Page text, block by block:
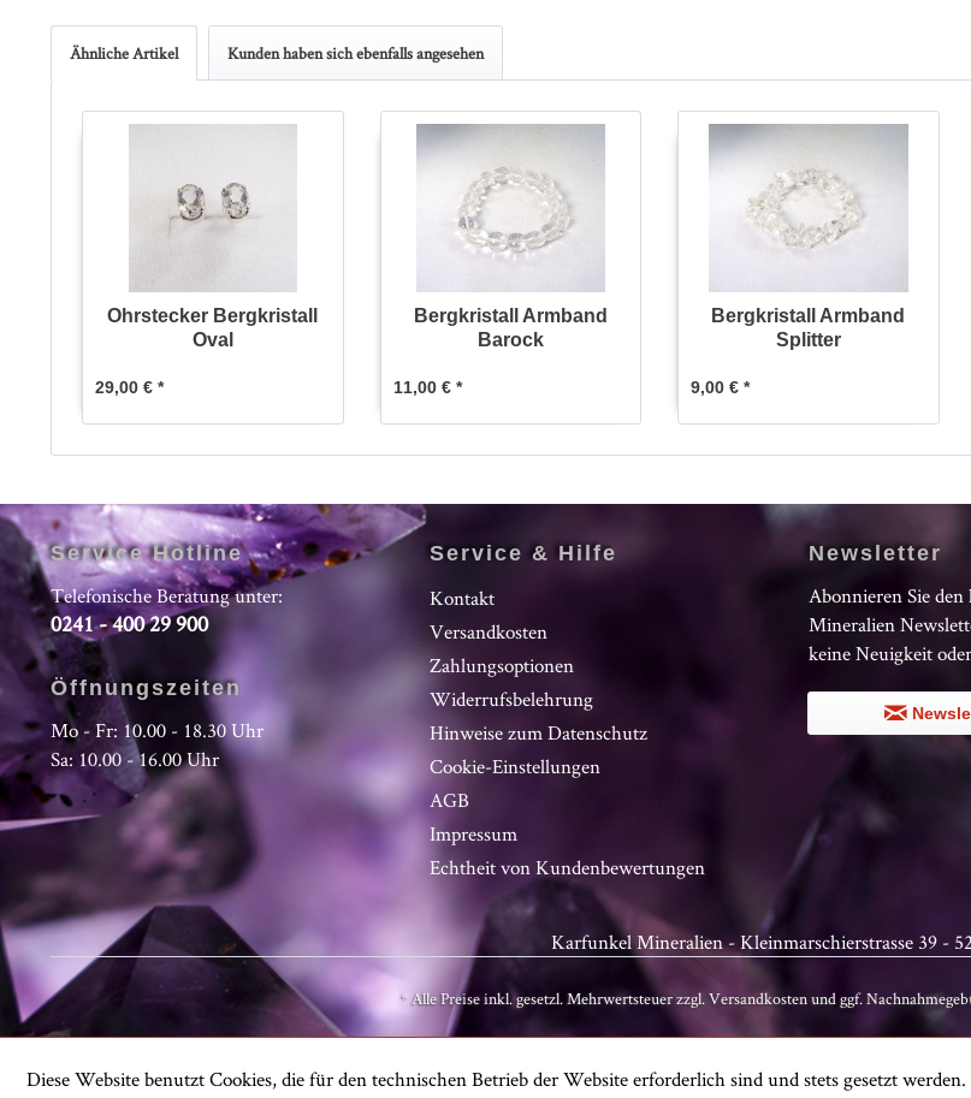
Ähnliche Artikel Kunden haben sich ebenfalls angesehen
Ohrstecker Bergkristall
Oval
29,00 € *
Bergkristall Armband
Barock
11,00 € *
Bergkristall Armband
Splitter
9,00 € *
Service Hotline
Telefonische Beratung unter:
0241 - 400 29 900
Öffnungszeiten
Mo - Fr: 10.00 - 18.30 Uhr
Sa: 10.00 - 16.00 Uhr
Service & Hilfe
Kontakt
Versandkosten
Zahlungsoptionen
Widerrufsbelehrung
Hinweise zum Datenschutz
Cookie-Einstellungen
AGB
Impressum
Echtheit von Kundenbewertungen
Newsletter
Abonnieren Sie
Mineralien
keine Neuigkeit
Karfunkel Mineralien - Kleinmarschierstrasse 39 -
* Alle Preise inkl. gesetzl. Mehrwertsteuer zzgl. Versandkostenund ggf.
Diese Website benutzt Cookies, die für den technischen Betrieb der Website erforderlich sind und stets gesetzt